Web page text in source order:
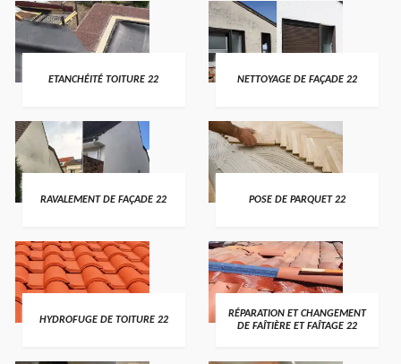
ETANCHÉITÉ TOITURE 22 NETTOYAGE DE FAÇADE 22
RAVALEMENT DE FAÇADE 22 POSE DE PARQUET 22
HYDROFUGE DE TOITURE 22
RÉPARATION ET CHANGEMENT
DE FAÎTIÈRE ET FAÎTAGE 22